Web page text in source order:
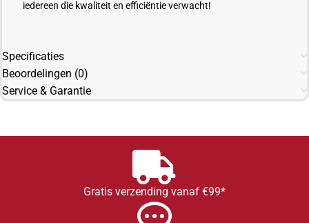
iedereen die kwaliteit en efficiëntie verwacht!
Specificaties
Beoordelingen (0)
Service & Garantie
Gratis verzending vanaf €99*